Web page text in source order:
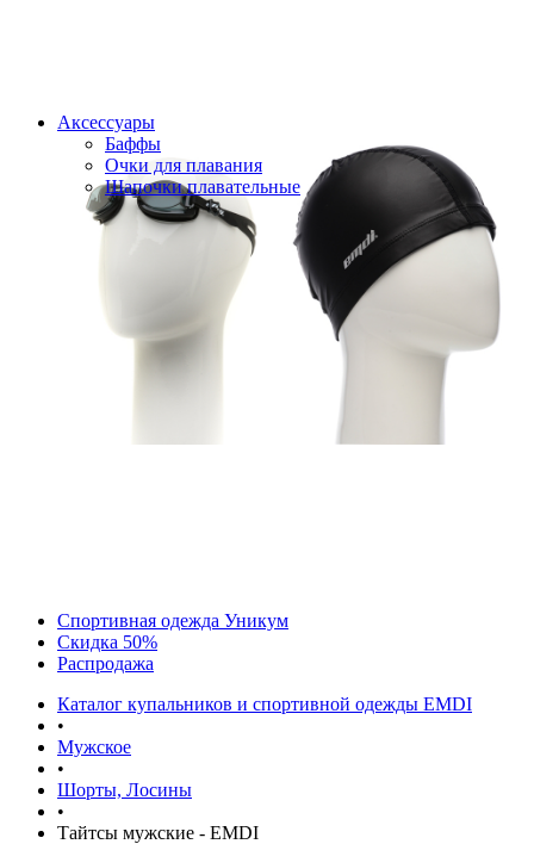
Аксессуары
Баффы
Очки для плавания
Шапочки плавательные
Спортивная одежда Уникум
Скидка 50%
Распродажа
Каталог купальников и спортивной одежды EMDI
•
Мужское
•
Шорты, Лосины
•
Тайтсы мужские - EMDI